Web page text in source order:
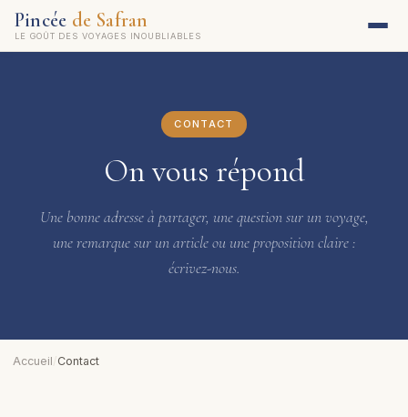
Pincée de Safran
LE GOÛT DES VOYAGES INOUBLIABLES
CONTACT
On vous répond
Une bonne adresse à partager, une question sur un voyage,
une remarque sur un article ou une proposition claire :
écrivez-nous.
Accueil Contact